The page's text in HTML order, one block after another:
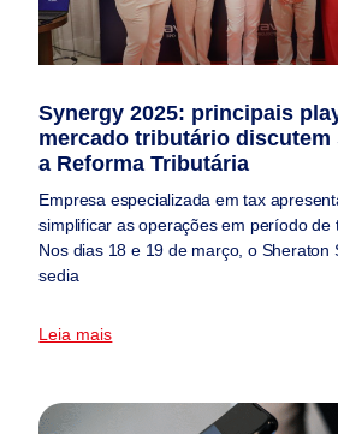
Synergy 2025: principais
mercado tributário discutem
a Reforma Tributária
Empresa especializada em tax
simplificar as operações em período de
Nos dias 18 e 19 de março, o Sheraton
sedia
Leia mais